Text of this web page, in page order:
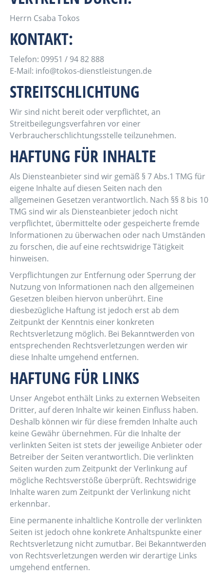
Herrn Csaba Tokos
KONTAKT:
Telefon: 09951 / 94 82 888
E-Mail: info@tokos-dienstleistungen.de
STREITSCHLICHTUNG
Wir sind nicht bereit oder verpflichtet, an
Streitbeilegungsverfahren vor einer
Verbraucherschlichtungsstelle teilzunehmen.
HAFTUNG FÜR INHALTE
Als Diensteanbieter sind wir gemäß § 7 Abs.1 TMG für
eigene Inhalte auf diesen Seiten nach den
allgemeinen Gesetzen verantwortlich. Nach §§ 8 bis 10
TMG sind wir als Diensteanbieter jedoch nicht
verpflichtet, übermittelte oder gespeicherte fremde
Informationen zu überwachen oder nach Umständen
zu forschen, die auf eine rechtswidrige Tätigkeit
hinweisen.
Verpflichtungen zur Entfernung oder Sperrung der
Nutzung von Informationen nach den allgemeinen
Gesetzen bleiben hiervon unberührt. Eine
diesbezügliche Haftung ist jedoch erst ab dem
Zeitpunkt der Kenntnis einer konkreten
Rechtsverletzung möglich. Bei Bekanntwerden von
entsprechenden Rechtsverletzungen werden wir
diese Inhalte umgehend entfernen.
HAFTUNG FÜR LINKS
Unser Angebot enthält Links zu externen Webseiten
Dritter, auf deren Inhalte wir keinen Einfluss haben.
Deshalb können wir für diese fremden Inhalte auch
keine Gewähr übernehmen. Für die Inhalte der
verlinkten Seiten ist stets der jeweilige Anbieter oder
Betreiber der Seiten verantwortlich. Die verlinkten
Seiten wurden zum Zeitpunkt der Verlinkung auf
mögliche Rechtsverstöße überprüft. Rechtswidrige
Inhalte waren zum Zeitpunkt der Verlinkung nicht
erkennbar.
Eine permanente inhaltliche Kontrolle der verlinkten
Seiten ist jedoch ohne konkrete Anhaltspunkte einer
Rechtsverletzung nicht zumutbar. Bei Bekanntwerden
von Rechtsverletzungen werden wir derartige Links
umgehend entfernen.